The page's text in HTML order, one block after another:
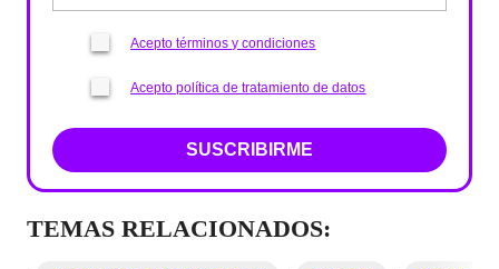
Acepto términos y condiciones
Acepto política de tratamiento de datos
SUSCRIBIRME
TEMAS RELACIONADOS: